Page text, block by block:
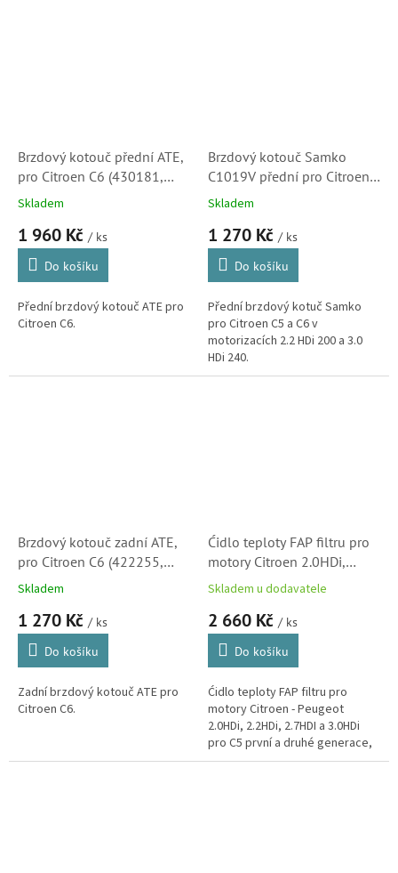
Brzdový kotouč přední ATE,
pro Citroen C6 (430181,
4246K0, 4249A9, 424944)
Skladem
1 960 Kč / ks
Do košíku
Přední brzdový kotouč ATE pro
Citroen C6.
Brzdový kotouč Samko
C1019V přední pro Citroen
C5, C6, 2.2HDi 200, 3.0HDi
Skladem
1 270 Kč / ks
Do košíku
Přední brzdový kotuč Samko
pro Citroen C5 a C6 v
motorizacích 2.2 HDi 200 a 3.0
HDi 240.
Brzdový kotouč zadní ATE,
pro Citroen C6 (422255,
424911, 9687990780)
Skladem
1 270 Kč / ks
Do košíku
Zadní brzdový kotouč ATE pro
Citroen C6.
Ćidlo teploty FAP filtru pro
motory Citroen 2.0HDi,
2.7HDI a 3.0HDi pro Citroen
(1618LW)
Skladem u dodavatele
2 660 Kč / ks
Do košíku
Ćidlo teploty FAP filtru pro
motory Citroen - Peugeot
2.0HDi, 2.2HDi, 2.7HDI a 3.0HDi
pro C5 první a druhé generace,
C8, C6 a Jumpy. (Peugeot